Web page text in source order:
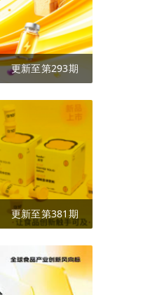
更新至第293期
更新至第381期